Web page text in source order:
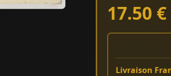
17.50 €
Livraison